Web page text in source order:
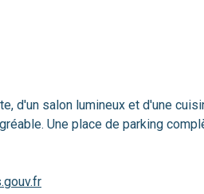
d'un salon lumineux et d'une
Une place de parking